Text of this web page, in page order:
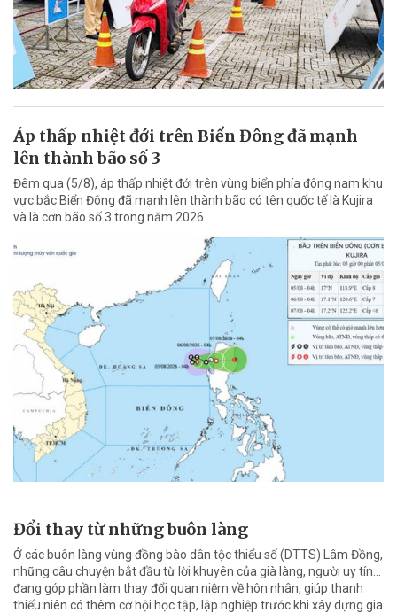
Áp thấp nhiệt đới trên Biển Đông đã mạnh
lên thành bão số 3
Đêm qua (5/8), áp thấp nhiệt đới trên vùng biển phía đông nam khu
vực bắc Biển Đông đã mạnh lên thành bão có tên quốc tế là Kujira
và là cơn bão số 3 trong năm 2026.
Đổi thay từ những buôn làng
Ở các buôn làng vùng đồng bào dân tộc thiểu số (DTTS) Lâm Đồng,
những câu chuyện bắt đầu từ lời khuyên của già làng, người uy tín…
đang góp phần làm thay đổi quan niệm về hôn nhân, giúp thanh
thiếu niên có thêm cơ hội học tập, lập nghiệp trước khi xây dựng gia